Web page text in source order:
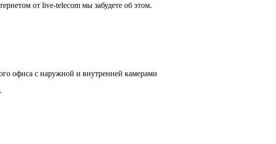
от live-telecom мы забудете об этом.
офиса с наружной и внутренней камерами